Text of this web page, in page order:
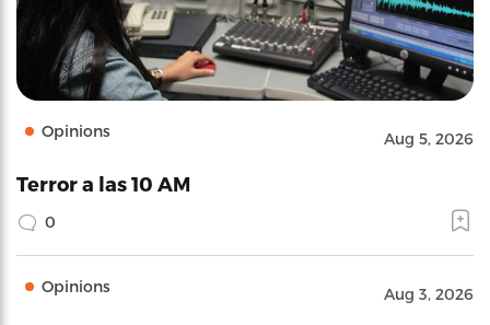
Opinions Aug 5, 2026
Terror a las 10 AM
0
Opinions Aug 3, 2026